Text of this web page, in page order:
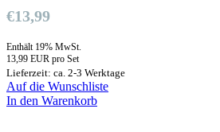
€13,99
Enthält 19% MwSt.
13,99 EUR pro Set
Lieferzeit: ca. 2-3 Werktage
Auf die Wunschliste
In den Warenkorb